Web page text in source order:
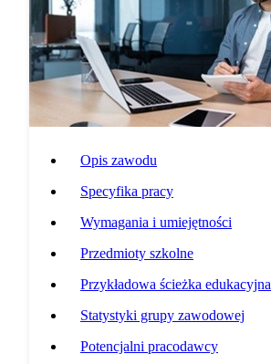
Opis zawodu
Specyfika pracy
Wymagania i umiejętności
Przedmioty szkolne
Przykładowa ścieżka edukacyjna
Statystyki grupy zawodowej
Potencjalni pracodawcy